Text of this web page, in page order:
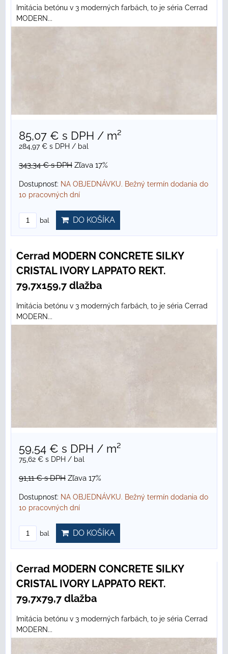
Imitácia betónu v 3 moderných farbách, to je séria Cerrad
MODERN...
85,07 € s DPH / m²
284,97 € s DPH / bal
343,34 €s DPH Zľava 17%
Dostupnosť: NA OBJEDNÁVKU. Bežný termín dodania do
10 pracovných dní
bal DO KOŠÍKA
Cerrad MODERN CONCRETE SILKY
CRISTAL IVORY LAPPATO REKT.
79,7x159,7 dlažba
Imitácia betónu v 3 moderných farbách, to je séria Cerrad
MODERN...
59,54 € s DPH / m²
75,62 € s DPH / bal
91,11 €s DPH Zľava 17%
Dostupnosť: NA OBJEDNÁVKU. Bežný termín dodania do
10 pracovných dní
bal DO KOŠÍKA
Cerrad MODERN CONCRETE SILKY
CRISTAL IVORY LAPPATO REKT.
79,7x79,7 dlažba
Imitácia betónu v 3 moderných farbách, to je séria Cerrad
MODERN...